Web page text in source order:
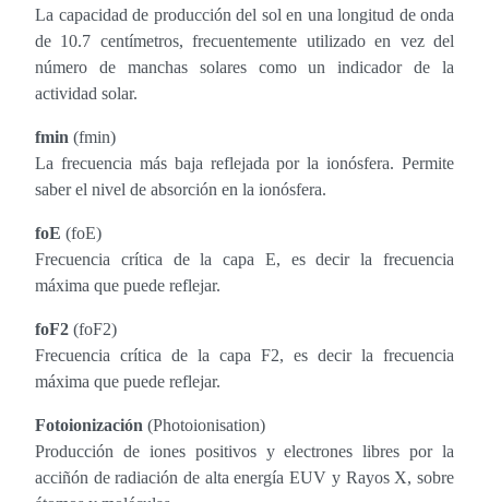
La capacidad de producción del sol en una longitud de onda
de 10.7 centímetros, frecuentemente utilizado en vez del
número de manchas solares como un indicador de la
actividad solar.
fmin (fmin)
La frecuencia más baja reflejada por la ionósfera. Permite
saber el nivel de absorción en la ionósfera.
foE (foE)
Frecuencia crítica de la capa E, es decir la frecuencia
máxima que puede reflejar.
foF2 (foF2)
Frecuencia crítica de la capa F2, es decir la frecuencia
máxima que puede reflejar.
Fotoionización (Photoionisation)
Producción de iones positivos y electrones libres por la
acciñón de radiación de alta energía EUV y Rayos X, sobre